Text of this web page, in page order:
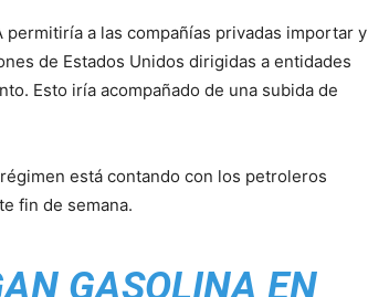
a las compañías privadas importar y
de Estados Unidos dirigidas a entidades
Esto iría acompañado de una subida de
está contando con los petroleros
fin de semana.
GASOLINA EN